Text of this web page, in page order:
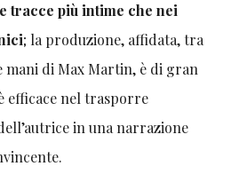
tracce più intime che nei
; la produzione, affidata, tra
di Max Martin, è di gran
efficace nel trasporre
in una narrazione